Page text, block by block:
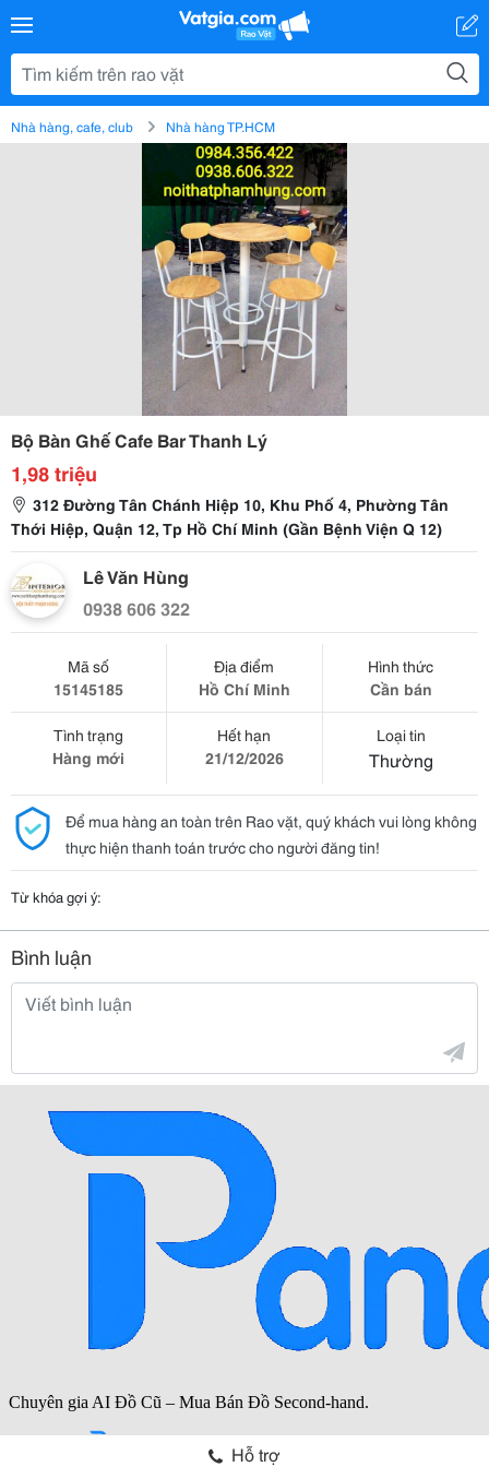
Nhà hàng, cafe, club Nhà hàng TP.HCM
Bộ Bàn Ghế Cafe Bar Thanh Lý
1,98 triệu
312 Đường Tân Chánh Hiệp 10, Khu Phố 4, Phường Tân
Thới Hiệp, Quận 12, Tp Hồ Chí Minh (Gần Bệnh Viện Q 12)
Lê Văn Hùng
0938 606 322
Mã số
15145185
Địa điểm
Hồ Chí Minh
Hình thức
Cần bán
Tình trạng
Hàng mới
Hết hạn
21/12/2026
Loại tin
Thường
Để mua hàng an toàn trên Rao vặt, quý khách vui lòng không
thực hiện thanh toán trước cho người đăng tin!
Từ khóa gợi ý:
Bình luận
Hỗ trợ